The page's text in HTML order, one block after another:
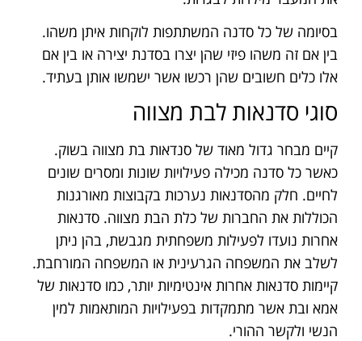
בסיומה של כל סדנה המשתתפות לוקחות איתן משהו.
בין אם זה משהו פיזי שהן יצרו בסדנת יצירה או בין אם
אלו כלים חשובים שהן רכשו אשר ישמשו אותן בעתיד.
סוגי סדנאות לבת מצווה
קיים מבחר גדול מאוד של סנדאות בת מצווה בשוק.
כאשר כל סדנה מכילה פעילויות שונות ומסרים שונים
לחיים. חלק מהסדנאות נערכות בקבוצות מאורגנות
הכוללות את החברות של כלת הבת מצווה. סדנאות
אחרות נועדו לפעילות משפחתית מגבשת, בהן ניתן
לשלב את המשפחה הגרעינית או המשפחה המורחבת.
קיימות סדנאות אחרות אינטימיות יותר, כמו סדנאות של
אמא ובת אשר מתמקדות בפעילויות המותאמות למין
הנשי ולקשר ההורי.